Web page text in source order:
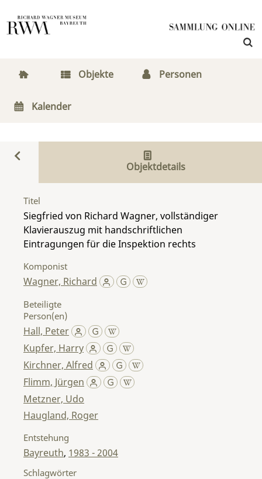
Objekte Personen
Kalender
Objektdetails
Titel
Siegfried von Richard Wagner, vollständiger
Klavierauszug mit handschriftlichen
Eintragungen für die Inspektion rechts
Komponist
Wagner, Richard
Beteiligte
Person(en)
Hall, Peter
Kupfer, Harry
Kirchner, Alfred
Flimm, Jürgen
Metzner, Udo
Haugland, Roger
Entstehung
Bayreuth, 1983 - 2004
Schlagwörter